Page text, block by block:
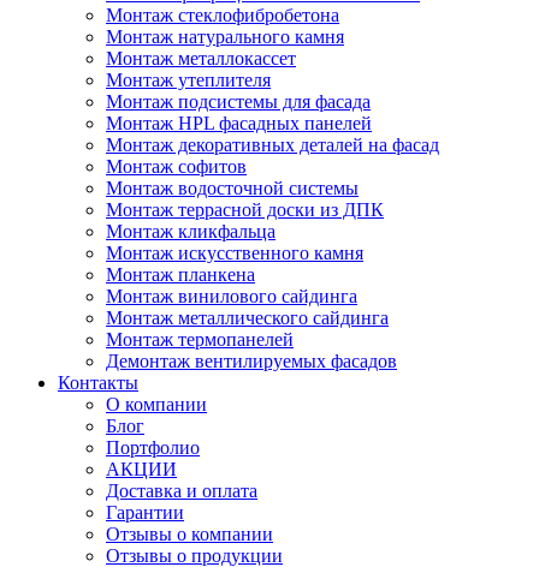
Монтаж стеклофибробетона
Монтаж натурального камня
Монтаж металлокассет
Монтаж утеплителя
Монтаж подсистемы для фасада
Монтаж HPL фасадных панелей
Монтаж декоративных деталей на фасад
Монтаж софитов
Монтаж водосточной системы
Монтаж террасной доски из ДПК
Монтаж кликфальца
Монтаж искусственного камня
Монтаж планкена
Монтаж винилового сайдинга
Монтаж металлического сайдинга
Монтаж термопанелей
Демонтаж вентилируемых фасадов
Контакты
О компании
Блог
Портфолио
АКЦИИ
Доставка и оплата
Гарантии
Отзывы о компании
Отзывы о продукции